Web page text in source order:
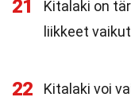
21
Kitalaki on
liikkeet
22
Kitalaki voi